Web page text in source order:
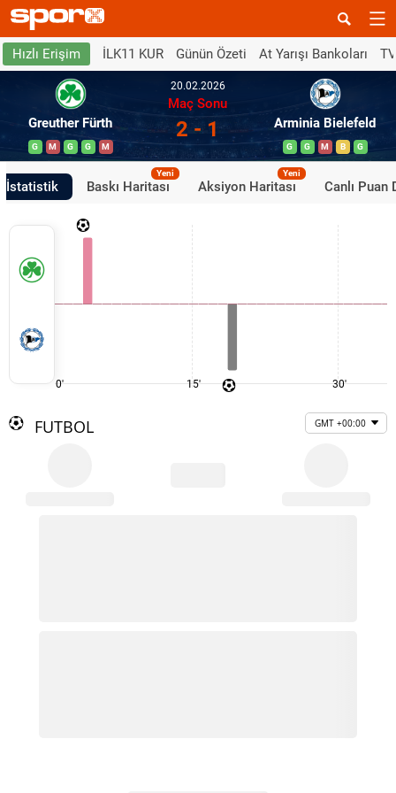
Hızlı Erişim İLK11 KUR Günün Özeti At Yarışı Bankoları
Greuther Fürth
G M G G M
20.02.2026
Maç Sonu
2 - 1 Arminia Bielefeld
G G M B G
İstatistik Baskı Haritası
Yeni
Aksiyon Haritası
Yeni
Canlı Puan
0' 15' 30'
FUTBOL GMT +00:00